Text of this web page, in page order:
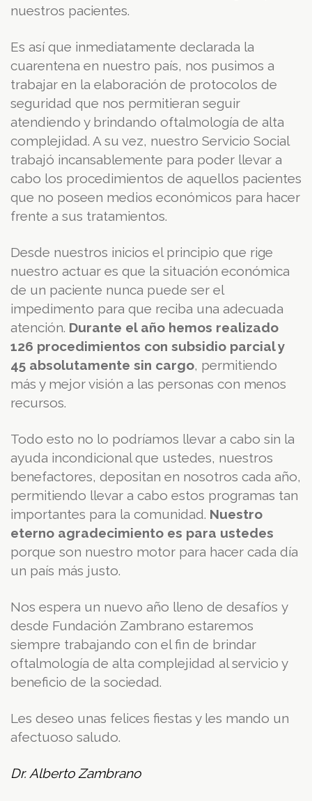
nuestros pacientes.
Es así que inmediatamente declarada la
cuarentena en nuestro país, nos pusimos a
trabajar en la elaboración de protocolos de
seguridad que nos permitieran seguir
atendiendo y brindando oftalmología de alta
complejidad. A su vez, nuestro Servicio Social
trabajó incansablemente para poder llevar a
cabo los procedimientos de aquellos pacientes
que no poseen medios económicos para hacer
frente a sus tratamientos.
Desde nuestros inicios el principio que rige
nuestro actuar es que la situación económica
de un paciente nunca puede ser el
impedimento para que reciba una adecuada
atención. Durante el año hemos realizado
126 procedimientos con subsidio parcial y
45 absolutamente sin cargo, permitiendo
más y mejor visión a las personas con menos
recursos.
Todo esto no lo podríamos llevar a cabo sin la
ayuda incondicional que ustedes, nuestros
benefactores, depositan en nosotros cada año,
permitiendo llevar a cabo estos programas tan
importantes para la comunidad. Nuestro
eterno agradecimiento es para ustedes
porque son nuestro motor para hacer cada día
un país más justo.
Nos espera un nuevo año lleno de desafíos y
desde Fundación Zambrano estaremos
siempre trabajando con el fin de brindar
oftalmología de alta complejidad al servicio y
beneficio de la sociedad.
Les deseo unas felices fiestas y les mando un
afectuoso saludo.
Dr. Alberto Zambrano